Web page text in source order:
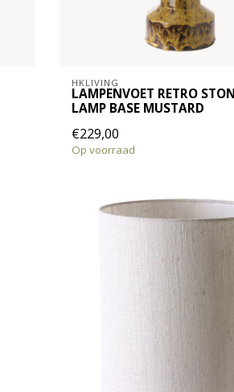
HKLIVING
LAMPENVOET RETRO
LAMP BASE MUSTARD
€229,00
Op voorraad